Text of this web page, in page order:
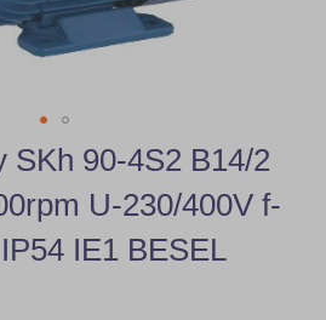
SKh 90-4S2 B14/2
U-230/400V f-
IE1 BESEL